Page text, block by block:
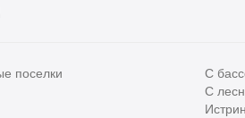
поселки
С
С
Все